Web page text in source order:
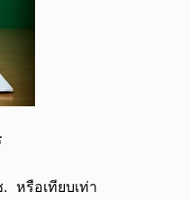
หรือเทียบเท่า